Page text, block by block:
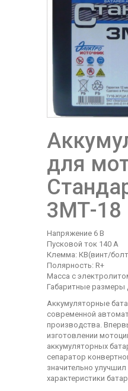
для
3МТ-18
Напряжение 6 В
Пусковой ток 140 А
Клемма: КВ(винт/
Полярность: R+
Масса с
Габаритные размеры
Аккумуляторные
современной
производства.
изготовлении
аккумуляторных
сепаратор
значительно
характеристики